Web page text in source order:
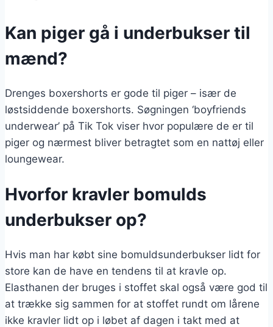
Kan piger gå i underbukser til
mænd?
Drenges boxershorts er gode til piger – især de
løstsiddende boxershorts. Søgningen ‘boyfriends
underwear’ på Tik Tok viser hvor populære de er til
piger og nærmest bliver betragtet som en nattøj eller
loungewear.
Hvorfor kravler bomulds
underbukser op?
Hvis man har købt sine bomuldsunderbukser lidt for
store kan de have en tendens til at kravle op.
Elasthanen der bruges i stoffet skal også være god til
at trække sig sammen for at stoffet rundt om lårene
ikke kravler lidt op i løbet af dagen i takt med at